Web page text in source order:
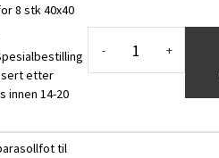
8 stk 40x40
etter
innen 14-20
- +
til